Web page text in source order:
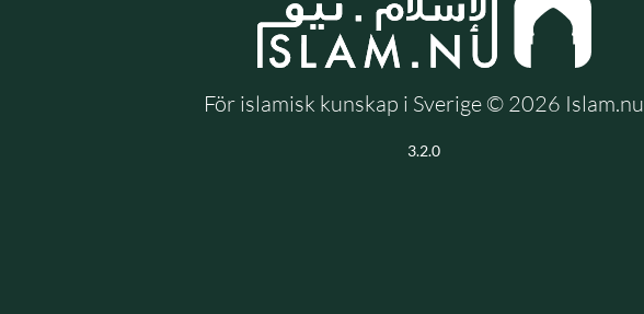
För islamisk kunskap i Sverige © 2026 Islam.nu
3.2.0